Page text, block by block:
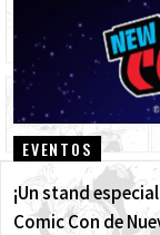
EVENTOS
¡Un stand
Comic Con de